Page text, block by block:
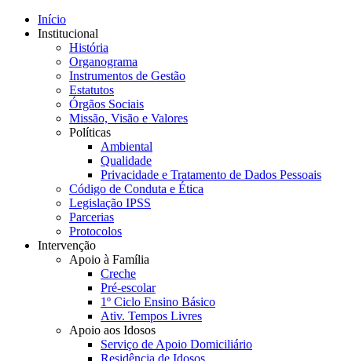
Início
Institucional
História
Organograma
Instrumentos de Gestão
Estatutos
Órgãos Sociais
Missão, Visão e Valores
Políticas
Ambiental
Qualidade
Privacidade e Tratamento de Dados Pessoais
Código de Conduta e Ética
Legislação IPSS
Parcerias
Protocolos
Intervenção
Apoio à Família
Creche
Pré-escolar
1º Ciclo Ensino Básico
Ativ. Tempos Livres
Apoio aos Idosos
Serviço de Apoio Domiciliário
Residência de Idosos